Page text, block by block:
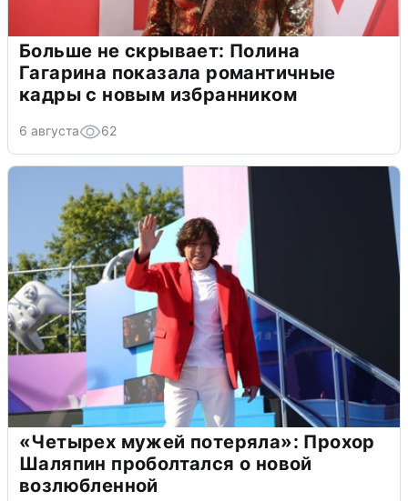
Больше не скрывает: Полина
Гагарина показала романтичные
кадры с новым избранником
6 августа 62
«Четырех мужей потеряла»: Прохор
Шаляпин проболтался о новой
возлюбленной